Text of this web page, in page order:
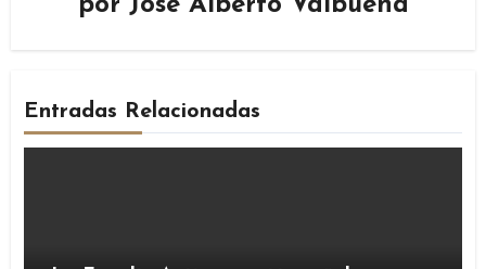
Entradas Relacionadas